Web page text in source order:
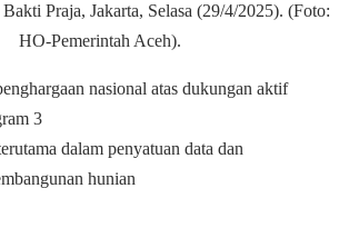
Praja, Jakarta, Selasa (29/4/2025). (Foto:
HO-Pemerintah Aceh).
nasional atas dukungan aktif
3
dalam penyatuan data dan
hunian